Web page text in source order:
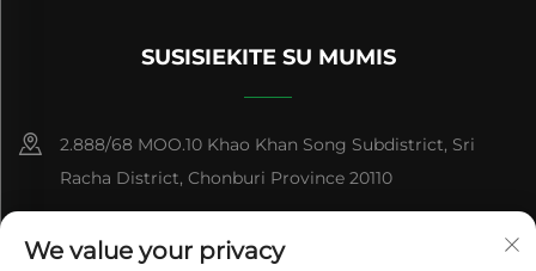
SUSISIEKITE SU MUMIS
2.888/68 MOO.10 Khao Khan Song Subdistrict, Sri
Racha District, Chonburi Province 20110
We value your privacy